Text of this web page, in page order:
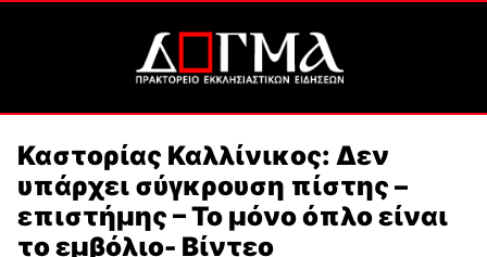
Καστορίας Καλλίνικος: Δεν
υπάρχει σύγκρουση πίστης –
επιστήμης – Το μόνο όπλο είναι
το εμβόλιο- Βίντεο